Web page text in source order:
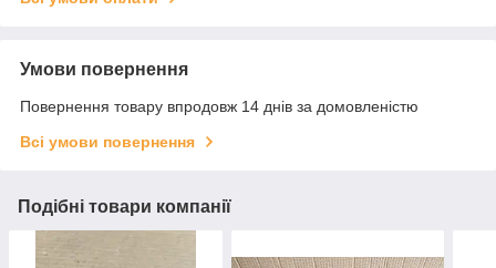
Умови повернення
Повернення товару впродовж 14 днів за домовленістю
Всі умови повернення
Подібні товари компанії